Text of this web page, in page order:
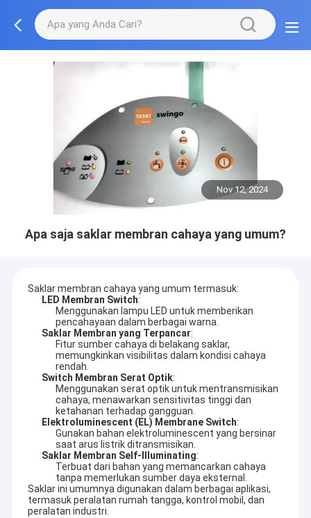
Nov 12, 2024
Apa saja saklar membran cahaya yang umum?
Saklar membran cahaya yang umum termasuk:
LED Membran Switch:
Menggunakan lampu LED untuk memberikan
pencahayaan dalam berbagai warna.
Saklar Membran yang Terpancar:
Fitur sumber cahaya di belakang saklar,
memungkinkan visibilitas dalam kondisi cahaya
rendah.
Switch Membran Serat Optik:
Menggunakan serat optik untuk mentransmisikan
cahaya, menawarkan sensitivitas tinggi dan
ketahanan terhadap gangguan.
Elektroluminescent (EL) Membrane Switch:
Gunakan bahan elektroluminescent yang bersinar
saat arus listrik ditransmisikan.
Saklar Membran Self-Illuminating:
Terbuat dari bahan yang memancarkan cahaya
tanpa memerlukan sumber daya eksternal.
Saklar ini umumnya digunakan dalam berbagai aplikasi,
termasuk peralatan rumah tangga, kontrol mobil, dan
peralatan industri.